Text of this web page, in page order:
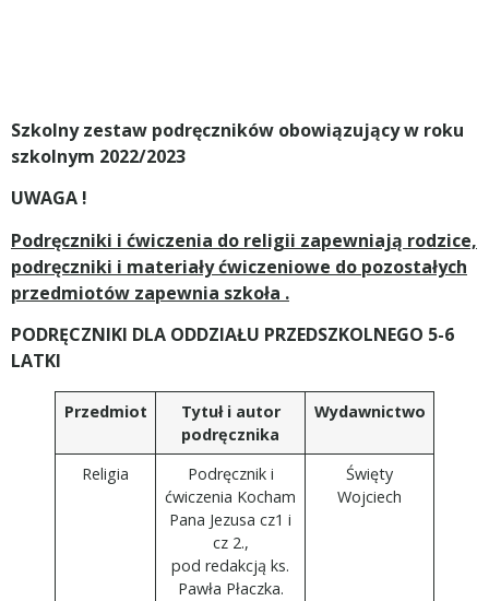
Szkolny zestaw podręczników obowiązujący w roku
szkolnym 2022/2023
UWAGA !
Podręczniki i ćwiczenia do religii zapewniają rodzice,
podręczniki i materiały ćwiczeniowe do pozostałych
przedmiotów zapewnia szkoła .
PODRĘCZNIKI DLA ODDZIAŁU PRZEDSZKOLNEGO 5-6
LATKI
Przedmiot
Tytuł i autor
podręcznika
Wydawnictwo
Religia
Podręcznik i
ćwiczenia Kocham
Pana Jezusa cz1 i
cz 2.,
pod redakcją ks.
Pawła Płaczka.
Święty
Wojciech